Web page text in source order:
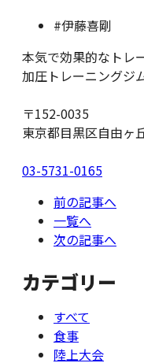
#伊藤喜剛
本気で効果的なトレ
加圧トレーニングジ
〒152-0035
東京都目黒区自由ヶ
03-5731-0165
前の記事へ
一覧へ
次の記事へ
カテゴリー
すべて
食事
陸上大会